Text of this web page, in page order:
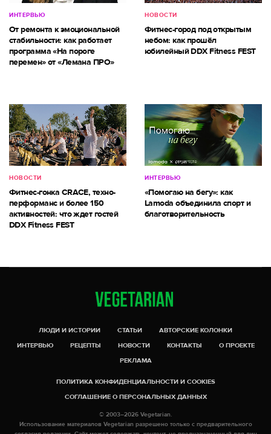
ИНТЕРВЬЮ
От ремонта к эмоциональной
стабильности: как работает
программа «На пороге
перемен» от «Лемана ПРО»
НОВОСТИ
Фитнес-город под открытым
небом: как прошёл
юбилейный DDX Fitness FEST
НОВОСТИ
Фитнес-гонка CRACE, техно-
перформанс и более 150
активностей: что ждет гостей
DDX Fitness FEST
ИНТЕРВЬЮ
«Помогаю на бегу»: как
Lamoda объединила спорт и
благотворительность
ЛЮДИ И ИСТОРИИ СТАТЬИ
АВТОРСКИЕ КОЛОНКИ
ИНТЕРВЬЮ
РЕЦЕПТЫ НОВОСТИ КОНТАКТЫ
О ПРОЕКТЕ
РЕКЛАМА
ПОЛИТИКА КОНФИДЕНЦИАЛЬНОСТИ И COOKIES
СОГЛАШЕНИЕ О ПЕРСОНАЛЬНЫХ ДАННЫХ
© 2003–2026 Vegetarian.
Использование материалов Vegetarian разрешено только с предварительного